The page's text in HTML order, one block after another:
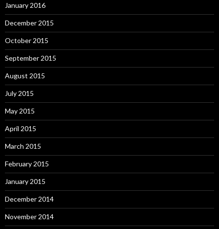
January 2016
December 2015
October 2015
September 2015
August 2015
July 2015
May 2015
April 2015
March 2015
February 2015
January 2015
December 2014
November 2014